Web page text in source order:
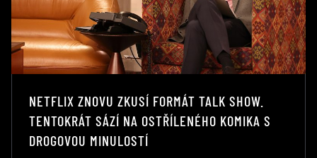
NETFLIX ZNOVU ZKUSÍ FORMÁT TALK SHOW.
TENTOKRÁT SÁZÍ NA OSTŘÍLENÉHO KOMIKA S
DROGOVOU MINULOSTÍ